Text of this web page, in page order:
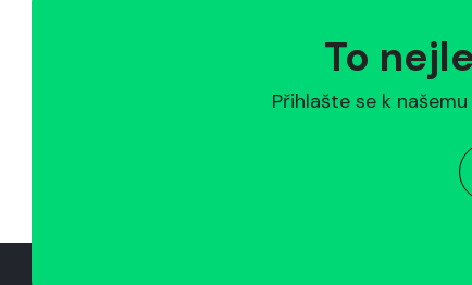
To
Přihlašte se k